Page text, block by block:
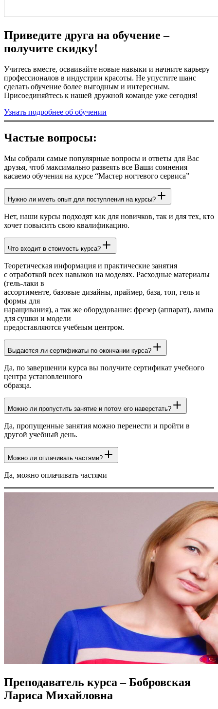
Приведите друга на обучение –
получите скидку!
Учитесь вместе, осваивайте новые навыки и начните карьеру
профессионалов в индустрии красоты. Не упустите шанс
сделать обучение более выгодным и интересным.
Присоединяйтесь к нашей дружной команде уже сегодня!
Узнать подробнее об обучении
Частые вопросы:
Мы собрали самые популярные вопросы и ответы для Вас
друзья, чтоб максимально развеять все Ваши сомнения
касаемо обучения на курсе “Мастер ногтевого сервиса”
Нужно ли иметь опыт для поступления на курсы?
Нет, наши курсы подходят как для новичков, так и для тех, кто
хочет повысить свою квалификацию.
Что входит в стоимость курса?
Теоретическая информация и практические занятия
с отработкой всех навыков на моделях. Расходные материалы
(гель-лаки в
ассортименте, базовые дизайны, праймер, база, топ, гель и
формы для
наращивания), а так же оборудование: фрезер (аппарат), лампа
для сушки и модели
предоставляются учебным центром.
Выдаются ли сертификаты по окончании курса?
Да, по завершении курса вы получите сертификат учебного
центра установленного
образца.
Можно ли пропустить занятие и потом его наверстать?
Да, пропущенные занятия можно перенести и пройти в
другой учебный день.
Можно ли оплачивать частями?
Да, можно оплачивать частями
Преподаватель курса – Бобровская
Лариса Михайловна